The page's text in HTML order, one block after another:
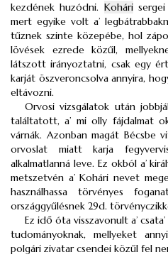
kezdének huzódni. Kohárisergei
mert egyike volt a’
tűznek szinte közepébe, hol
lövések ezrede közűl,
látszott irányoztatni, csak egy
karját öszveroncsolva annyira,
eltávozni.
Orvosi vizsgálatok után
találtatott, a’ mi olly fájdalmat
várnák. Azonban magát Bécsbe
orvoslat miatt karja
alkalmatlanná leve. Ez okból a’
metszetvén a’ Kohári nevet
használhassa törvényes
országgyűlésnek 29d.
Ez idő óta visszavonult a’
tudományoknak, mellyeket
polgári zivatar csendei közűl fel